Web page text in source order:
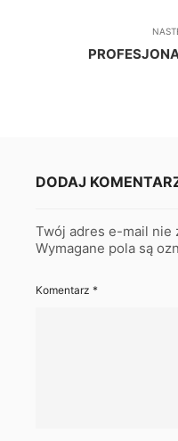
DODAJ
Twój adres e-mail nie
Wymagane pola są
Komentarz *